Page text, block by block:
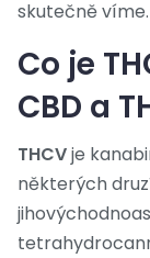
skutečně víme.
Co je
CBD a
THCVje
některých